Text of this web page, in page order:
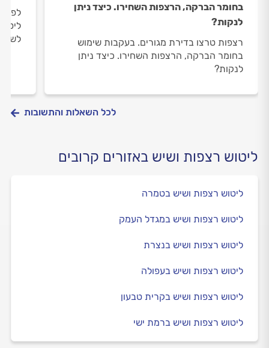
בחומר הברקה, הרצפות השחירו. כיצד ניתן
לנקות?
רצפות טרצו בדירת מגורים. בעקבות שימוש
בחומר הברקה, הרצפות השחירו. כיצד ניתן
לנקות?
לכל השאלות והתשובות
ליטוש רצפות ושיש באזורים קרובים
ליטוש רצפות ושיש בטמרה
ליטוש רצפות ושיש במגדל העמק
ליטוש רצפות ושיש בנצרת
ליטוש רצפות ושיש בעפולה
ליטוש רצפות ושיש בקרית טבעון
ליטוש רצפות ושיש ברמת ישי